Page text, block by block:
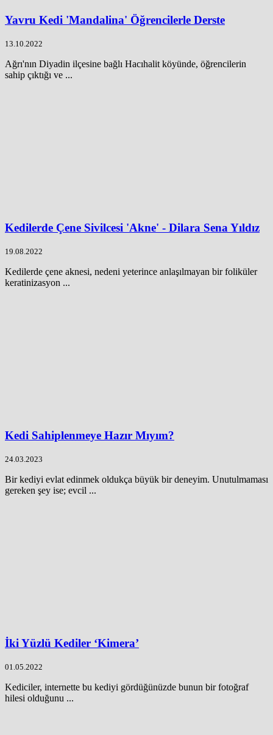
Yavru Kedi 'Mandalina' Öğrencilerle Derste
13.10.2022
Ağrı'nın Diyadin ilçesine bağlı Hacıhalit köyünde, öğrencilerin
sahip çıktığı ve ...
Kedilerde Çene Sivilcesi 'Akne' - Dilara Sena Yıldız
19.08.2022
Kedilerde çene aknesi, nedeni yeterince anlaşılmayan bir foliküler
keratinizasyon ...
Kedi Sahiplenmeye Hazır Mıyım?
24.03.2023
Bir kediyi evlat edinmek oldukça büyük bir deneyim. Unutulmaması
gereken şey ise; evcil ...
İki Yüzlü Kediler ‘Kimera’
01.05.2022
Kediciler, internette bu kediyi gördüğünüzde bunun bir fotoğraf
hilesi olduğunu ...